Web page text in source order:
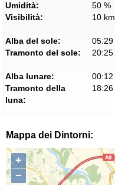
Umidità:
50 %
Visibilità:
10 km
Alba del sole:
05:29
Tramonto del sole:
20:25
Alba lunare:
00:12
Tramonto della
luna:
18:26
Mappa dei Dintorni:
+
−